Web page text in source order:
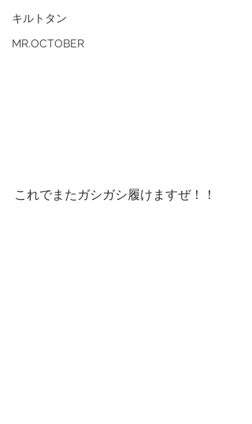
キルトタン
MR.OCTOBER
これでまたガシガシ履けますぜ！！